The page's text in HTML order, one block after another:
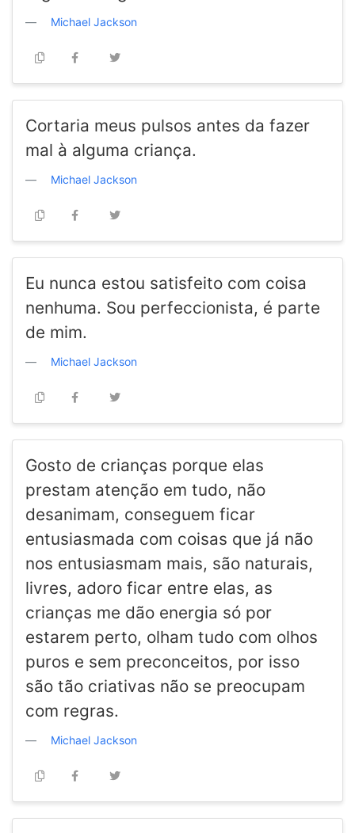
Michael Jackson
Cortaria meus pulsos antes da fazer
mal à alguma criança.
Michael Jackson
Eu nunca estou satisfeito com coisa
nenhuma. Sou perfeccionista, é parte
de mim.
Michael Jackson
Gosto de crianças porque elas
prestam atenção em tudo, não
desanimam, conseguem ficar
entusiasmada com coisas que já não
nos entusiasmam mais, são naturais,
livres, adoro ficar entre elas, as
crianças me dão energia só por
estarem perto, olham tudo com olhos
puros e sem preconceitos, por isso
são tão criativas não se preocupam
com regras.
Michael Jackson